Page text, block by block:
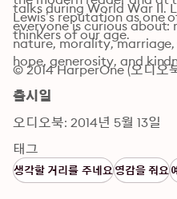
Lewis’s reputation as one
thinkers of our age.
talks during World War II.
everyone is curious about:
nature, morality,
hope, generosity, and
© 2014 HarperOne (오디오
출시일
오디오북: 2014년 5월 13일
태그
생각할 거리를 주네요영감을 줘요